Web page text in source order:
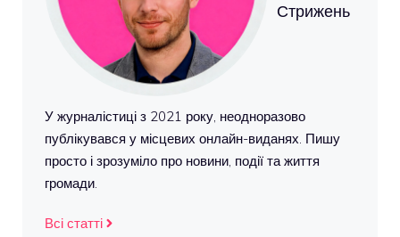
Стрижень
У журналістиці з 2021 року, неодноразово
публікувався у місцевих онлайн-виданях. Пишу
просто і зрозуміло про новини, події та життя
громади.
Всі статті